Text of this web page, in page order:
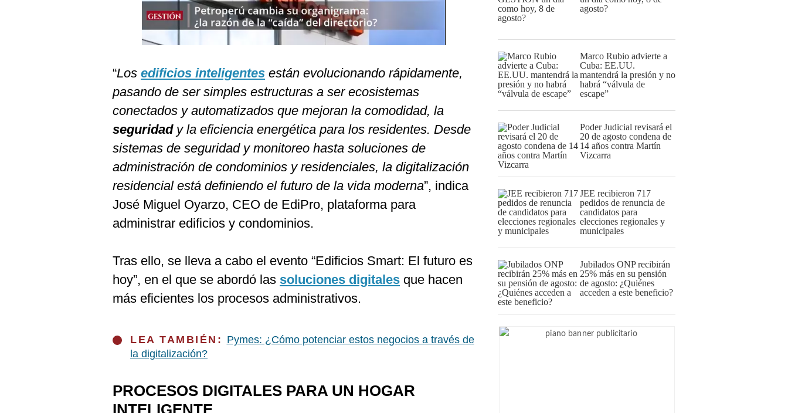
“Los edificios inteligentes están evolucionando rápidamente,
pasando de ser simples estructuras a ser ecosistemas
conectados y automatizados que mejoran la comodidad, la
seguridad y la eficiencia energética para los residentes. Desde
sistemas de seguridad y monitoreo hasta soluciones de
administración de condominios y residenciales, la digitalización
residencial está definiendo el futuro de la vida moderna”, indica
José Miguel Oyarzo, CEO de EdiPro, plataforma para
administrar edificios y condominios.
Tras ello, se lleva a cabo el evento “Edificios Smart: El futuro es
hoy”, en el que se abordó las soluciones digitales que hacen
más eficientes los procesos administrativos.
LEA TAMBIÉN: Pymes: ¿Cómo potenciar estos negocios a través de
la digitalización?
PROCESOS DIGITALES PARA UN HOGAR
INTELIGENTE
agosto?
Marco Rubio advierte a
Cuba: EE.UU.
mantendrá la presión y no
habrá “válvula de
escape”
Poder Judicial revisará el
20 de agosto condena de
14 años contra Martín
Vizcarra
JEE recibieron 717
pedidos de renuncia de
candidatos para
elecciones regionales y
municipales
Jubilados ONP recibirán
25% más en su pensión
de agosto: ¿Quiénes
acceden a este beneficio?